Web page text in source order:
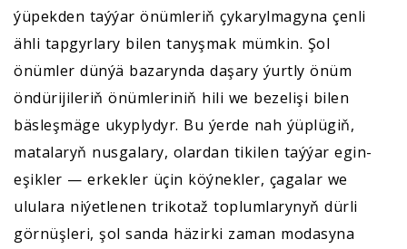
ýüpekden taýýar önümleriň çykarylmagyna çenli
ähli tapgyrlary bilen tanyşmak mümkin. Şol
önümler dünýä bazarynda daşary ýurtly önüm
öndürijileriň önümleriniň hili we bezelişi bilen
bäsleşmäge ukyplydyr. Bu ýerde nah ýüplügiň,
matalaryň nusgalary, olardan tikilen taýýar egin-
eşikler — erkekler üçin köýnekler, çagalar we
ululara niýetlenen trikotaž toplumlarynyň dürli
görnüşleri, şol sanda häzirki zaman modasyna